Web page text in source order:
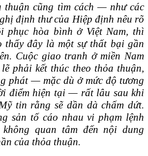
thuận cũng tìm cách — như các
định thư của Hiệp định nêu rõ
phục hòa bình ở Việt Nam, thì
thấy đây là một sự thất bại gần
Cuộc giao tranh ở miền Nam
phải kết thúc theo thỏa thuận,
phát — mặc dù ở mức độ tương
điểm hiện tại — rất lâu sau khi
tin rằng sẽ dần dà chấm dứt.
sản tố cáo nhau vi phạm lệnh
quan tâm đến nội dung
của thỏa thuận.